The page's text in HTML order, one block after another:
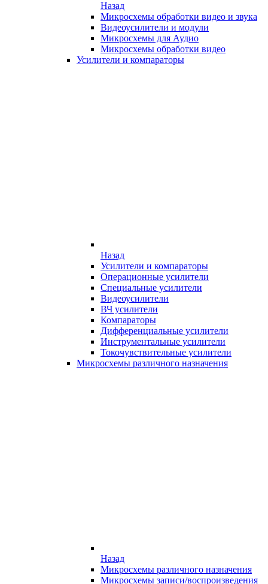
Назад
Микросхемы обработки видео и звука
Видеоусилители и модули
Микросхемы для Аудио
Микросхемы обработки видео
Усилители и компараторы
Назад
Усилители и компараторы
Операционные усилители
Специальные усилители
Видеоусилители
ВЧ усилители
Компараторы
Дифференциальные усилители
Инструментальные усилители
Токочувствительные усилители
Микросхемы различного назначения
Назад
Микросхемы различного назначения
Микросхемы записи/воспроизведения